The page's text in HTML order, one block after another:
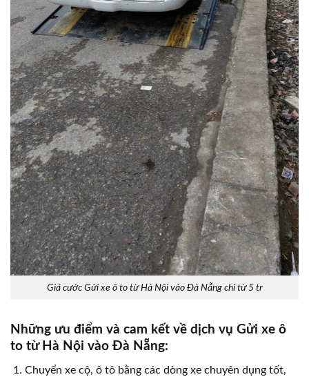
Giá cước Gửi xe ô to từ Hà Nội vào Đà Nẵng chỉ từ 5 tr
Những ưu điểm và cam kết về dịch vụ Gửi xe ô
to từ Hà Nội vào Đà Nẵng:
Chuyển xe cộ, ô tô bằng các dòng xe chuyên dụng tốt,